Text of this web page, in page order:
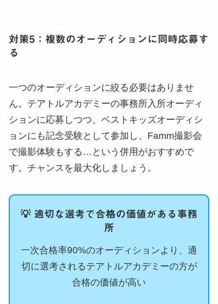
対策5：複数のオーディションに同時応募す
る
一つのオーディションに絞る必要はありませ
ん。テアトルアカデミーの事務所入所オーディ
ションに応募しつつ、ベストキッズオーディシ
ョンにも記念受験として参加し、Famm撮影会
で撮影体験もする…という併用がおすすめで
す。チャンスを最大化しましょう。
💡 適切な選考で合格の価値がある事務
所
一次合格率90%のオーディションより、適
切に選考されるテアトルアカデミーの方が
合格の価値が高い